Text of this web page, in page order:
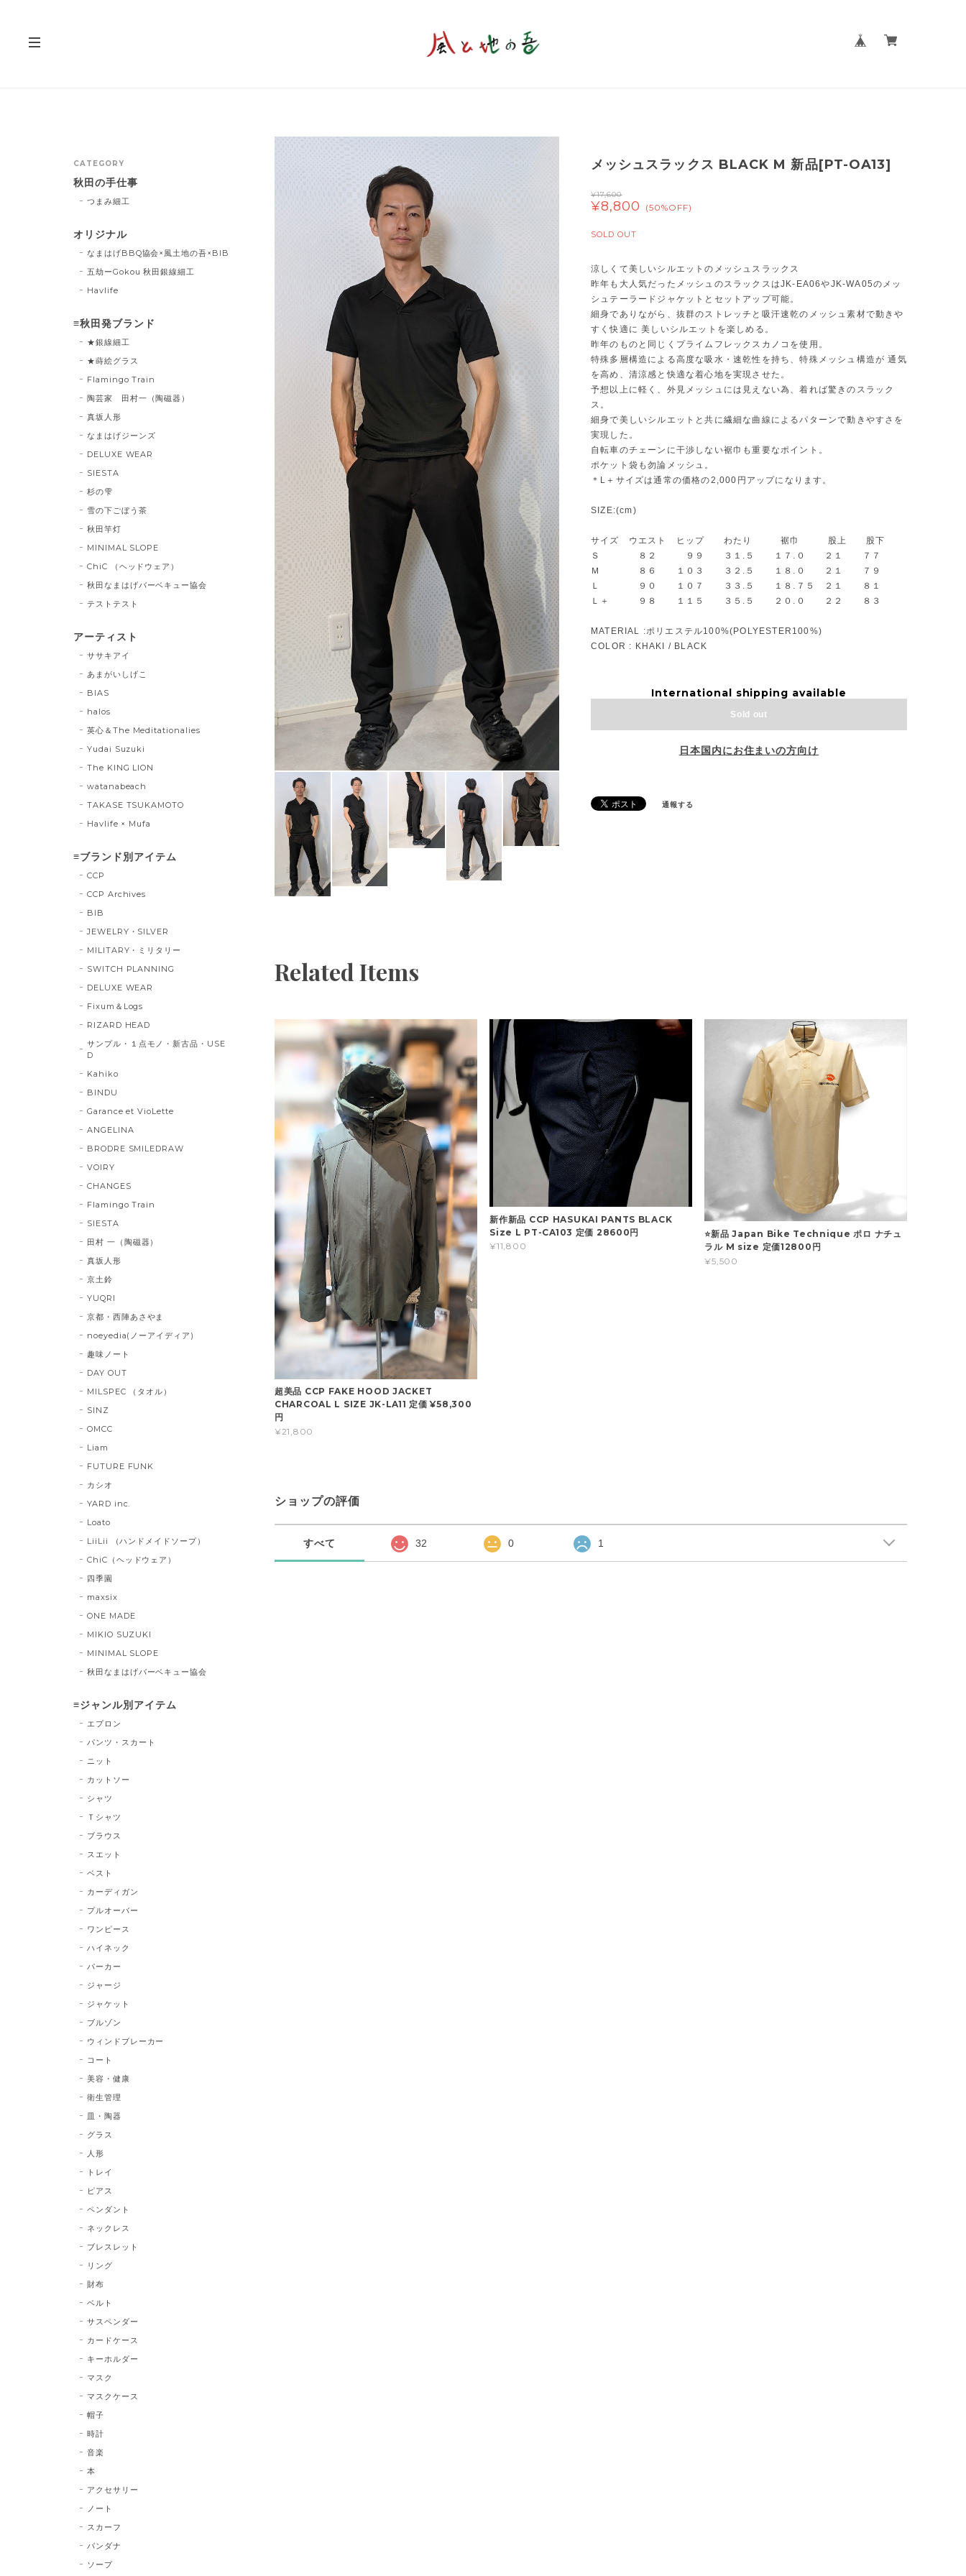
メッシュスラックス BLACK M 新品[PT-OA13]
¥17,600
¥8,800 (50%OFF)
SOLD OUT
涼しくて美しいシルエットのメッシュスラックス
昨年も大人気だったメッシュのスラックスはJK-EA06やJK-WA05のメッ
シュテーラードジャケットとセットアップ可能。
細身でありながら、抜群のストレッチと吸汗速乾のメッシュ素材で動きや
すく快適に 美しいシルエットを楽しめる。
昨年のものと同じくプライムフレックスカノコを使用。
特殊多層構造による高度な吸水・速乾性を持ち、特殊メッシュ構造が 通気
を高め、清涼感と快適な着心地を実現させた。
予想以上に軽く、外見メッシュには見えない為、着れば驚きのスラック
ス。
細身で美しいシルエットと共に繊細な曲線によるパターンで動きやすさを
実現した。
自転車のチェーンに干渉しない裾巾も重要なポイント。
ポケット袋も勿論メッシュ。
＊L＋サイズは通常の価格の2,000円アップになります。
SIZE:(cm)
サイズ ウエスト ヒップ わたり 裾巾 股上 股下
Ｓ ８２ ９９ ３１.５ １７.０ ２１ ７７
Ｍ ８６ １０３ ３２.５ １８.０ ２１ ７９
Ｌ ９０ １０７ ３３.５ １８.７５ ２１ ８１
Ｌ＋ ９８ １１５ ３５.５ ２０.０ ２２ ８３
MATERIAL :ポリエステル100%(POLYESTER100%)
COLOR : KHAKI / BLACK
International shipping available
Sold out
日本国内にお住まいの方向け
通報する
Related Items
超美品 CCP FAKE HOOD JACKET
CHARCOAL L SIZE JK-LA11 定価 ¥58,300
円
¥21,800
新作新品 CCP HASUKAI PANTS BLACK
Size L PT-CA103 定価 28600円
¥11,800
⭐新品 Japan Bike Technique ポロ ナチュ
ラル M size 定価12800円
¥5,500
ショップの評価
すべて 32 0 1
CATEGORY
秋田の手仕事
つまみ細工
オリジナル
なまはげBBQ協会×風土地の吾×BIB
五劫ーGokou 秋田銀線細工
Havlife
≡秋田発ブランド
★銀線細工
★蒔絵グラス
Flamingo Train
陶芸家 田村一（陶磁器）
真坂人形
なまはげジーンズ
DELUXE WEAR
SIESTA
杉の雫
雪の下ごぼう茶
秋田竿灯
MINIMAL SLOPE
ChiC （ヘッドウェア）
秋田なまはげバーベキュー協会
テストテスト
アーティスト
ササキアイ
あまがいしげこ
BIAS
halos
英心＆The Meditationalies
Yudai Suzuki
The KING LION
watanabeach
TAKASE TSUKAMOTO
Havlife × Mufa
≡ブランド別アイテム
CCP
CCP Archives
BIB
JEWELRY・SILVER
MILITARY・ミリタリー
SWITCH PLANNING
DELUXE WEAR
Fixum＆Logs
RIZARD HEAD
サンプル・１点モノ・新古品・USE
D
Kahiko
BINDU
Garance et VioLette
ANGELINA
BRODRE SMILEDRAW
VOIRY
CHANGES
Flamingo Train
SIESTA
田村 一（陶磁器）
真坂人形
京土鈴
YUQRI
京都・西陣あさやま
noeyedia(ノーアイディア)
趣味ノート
DAY OUT
MILSPEC （タオル）
SINZ
OMCC
Liam
FUTURE FUNK
カシオ
YARD inc.
Loato
LiiLii （ハンドメイドソープ）
ChiC（ヘッドウェア）
四季園
maxsix
ONE MADE
MIKIO SUZUKI
MINIMAL SLOPE
秋田なまはげバーベキュー協会
≡ジャンル別アイテム
エプロン
パンツ・スカート
ニット
カットソー
シャツ
Ｔシャツ
ブラウス
スエット
ベスト
カーディガン
プルオーバー
ワンピース
ハイネック
パーカー
ジャージ
ジャケット
ブルゾン
ウィンドブレーカー
コート
美容・健康
衛生管理
皿・陶器
グラス
人形
トレイ
ピアス
ペンダント
ネックレス
ブレスレット
リング
財布
ベルト
サスペンダー
カードケース
キーホルダー
マスク
マスクケース
帽子
時計
音楽
本
アクセサリー
ノート
スカーフ
バンダナ
ソープ